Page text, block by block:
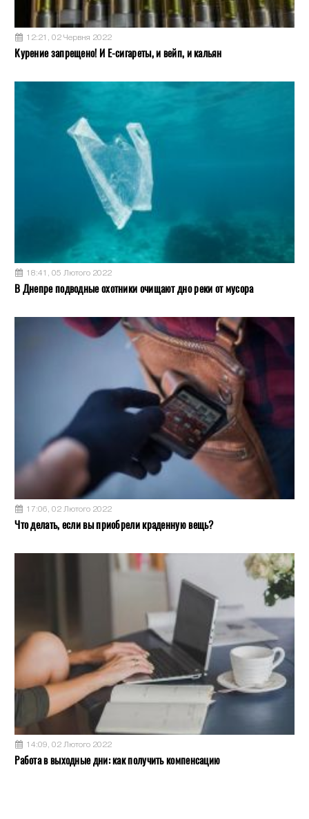
12:21, 02 Червня 2022
Курение запрещено! И Е-сигареты, и вейп, и кальян
18:41, 05 Лютого 2022
В Днепре подводные охотники очищают дно реки от мусора
17:06, 02 Лютого 2022
Что делать, если вы приобрели краденную вещь?
14:09, 02 Лютого 2022
Работа в выходные дни: как получить компенсацию